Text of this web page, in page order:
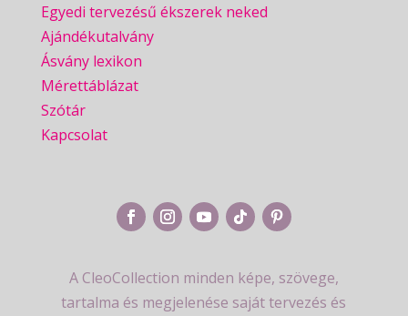
Egyedi tervezésű ékszerek neked
Ajándékutalvány
Ásvány lexikon
Mérettáblázat
Szótár
Kapcsolat
A CleoCollection minden képe, szövege,
tartalma és megjelenése saját tervezés és